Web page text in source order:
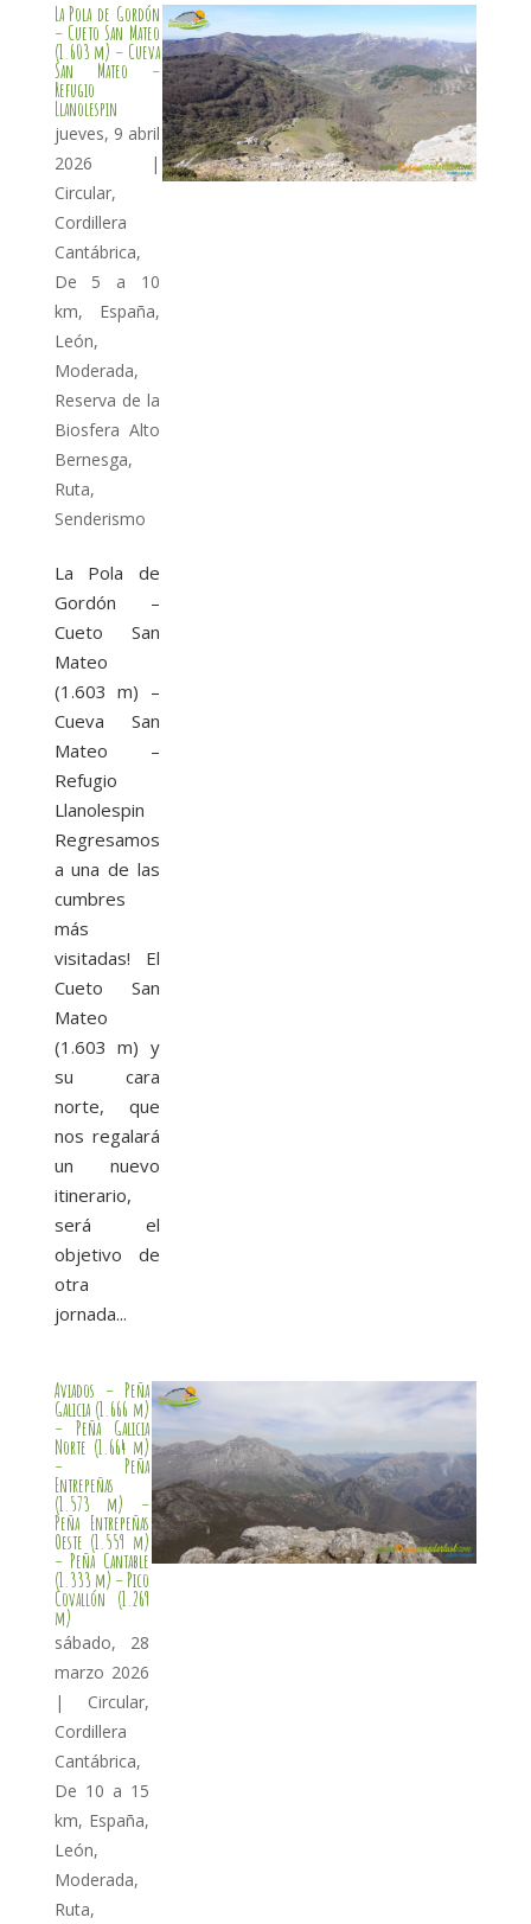
La Pola de Gordón
– Cueto San Mateo
(1.603 m) – Cueva
San Mateo –
Refugio
Llanolespin
jueves, 9 abril
2026 |
Circular,
Cordillera
Cantábrica,
De 5 a 10
km, España,
León,
Moderada,
Reserva de la
Biosfera Alto
Bernesga,
Ruta,
Senderismo
La Pola de
Gordón –
Cueto San
Mateo
(1.603 m) –
Cueva San
Mateo –
Refugio
Llanolespin
Regresamos
a una de las
cumbres
más
visitadas! El
Cueto San
Mateo
(1.603 m) y
su cara
norte, que
nos regalará
un nuevo
itinerario,
será el
objetivo de
otra
jornada...
Aviados – Peña
Galicia (1.666 m)
– Peña Galicia
Norte (1.664 m)
– Peña
Entrepeñas
(1.573 m) –
Peña Entrepeñas
Oeste (1.559 m)
– Peña Cantable
(1.333 m) – Pico
Covallón (1.269
m)
sábado, 28
marzo 2026
| Circular,
Cordillera
Cantábrica,
De 10 a 15
km, España,
León,
Moderada,
Ruta,